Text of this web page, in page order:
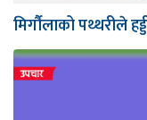
मिर्गौलाको पथ्थरीले